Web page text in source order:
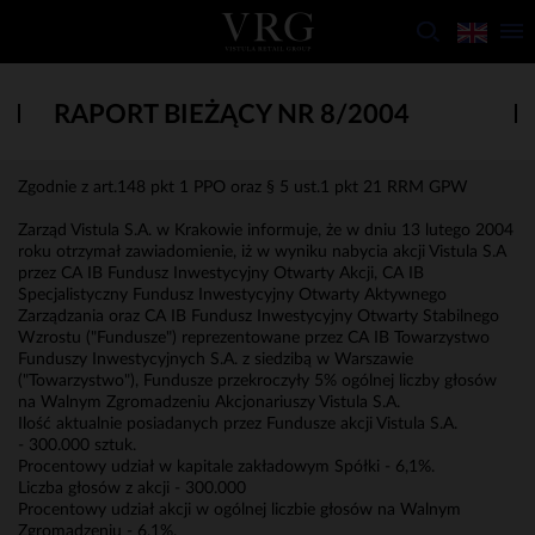
RAPORT BIEŻĄCY NR 8/2004
Zgodnie z art.148 pkt 1 PPO oraz § 5 ust.1 pkt 21 RRM GPW
Zarząd Vistula S.A. w Krakowie informuje, że w dniu 13 lutego 2004
roku otrzymał zawiadomienie, iż w wyniku nabycia akcji Vistula S.A
przez CA IB Fundusz Inwestycyjny Otwarty Akcji, CA IB
Specjalistyczny Fundusz Inwestycyjny Otwarty Aktywnego
Zarządzania oraz CA IB Fundusz Inwestycyjny Otwarty Stabilnego
Wzrostu ("Fundusze") reprezentowane przez CA IB Towarzystwo
Funduszy Inwestycyjnych S.A. z siedzibą w Warszawie
("Towarzystwo"), Fundusze przekroczyły 5% ogólnej liczby głosów
na Walnym Zgromadzeniu Akcjonariuszy Vistula S.A.
Ilość aktualnie posiadanych przez Fundusze akcji Vistula S.A.
- 300.000 sztuk.
Procentowy udział w kapitale zakładowym Spółki - 6,1%.
Liczba głosów z akcji - 300.000
Procentowy udział akcji w ogólnej liczbie głosów na Walnym
Zgromadzeniu - 6,1%.